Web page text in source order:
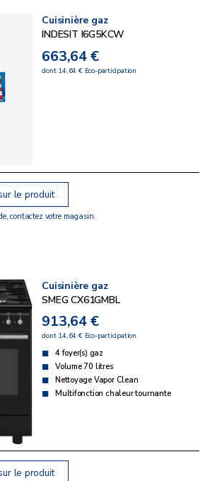
Cuisinière gaz
INDESIT I6G5KCW
663,64 €
dont 14,64 € Eco-participation
le produit
contactez votre magasin.
Cuisinière gaz
SMEG CX61GMBL
913,64 €
dont 14,64 € Eco-participation
4 foyer(s) gaz
Volume 70 litres
Nettoyage Vapor Clean
Multifonction chaleur tournante
le produit